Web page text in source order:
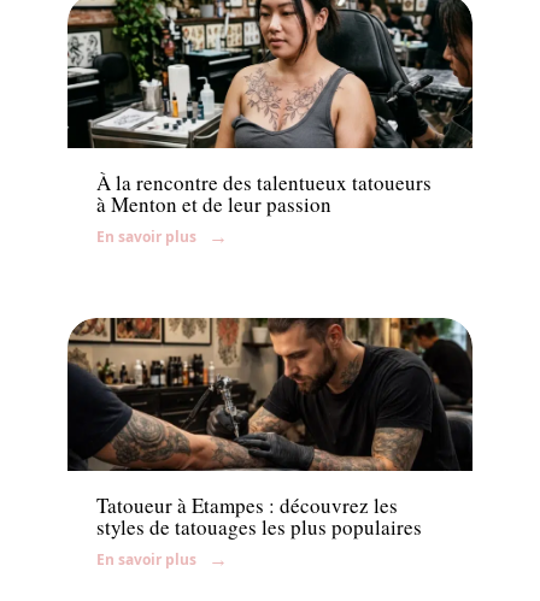
News
À la rencontre des talentueux tatoueurs
à Menton et de leur passion
En savoir plus
News
Tatoueur à Etampes : découvrez les
styles de tatouages les plus populaires
En savoir plus